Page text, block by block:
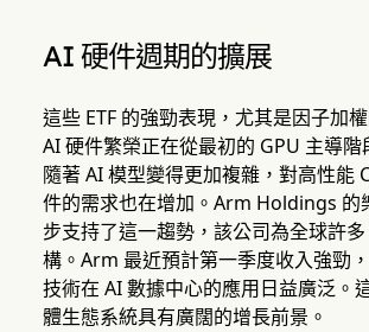
AI 硬件週期的擴展
這些 ETF 的強勁表現，尤其是因子加
AI 硬件繁榮正在從最初的 GPU 主導階
隨著 AI 模型變得更加複雜，對高性能
件的需求也在增加。Arm Holdings 的
步支持了這一趨勢，該公司為全球許
構。Arm 最近預計第一季度收入強勁
技術在 AI 數據中心的應用日益廣泛。
體生態系統具有廣闊的增長前景。